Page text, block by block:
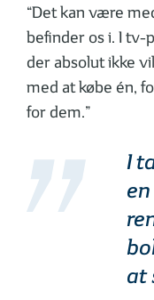
“Det kan være
befinder os i. I tv-
der absolut ikke
med at købe én,
for dem.”
I
at